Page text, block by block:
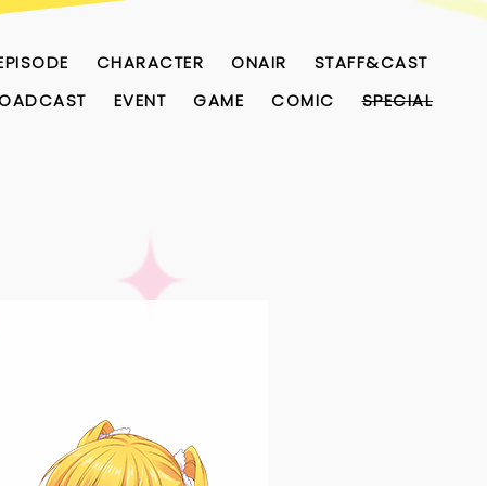
CHARACTER ONAIR
STAFF&CAST
EVENT GAME COMIC SPECIAL